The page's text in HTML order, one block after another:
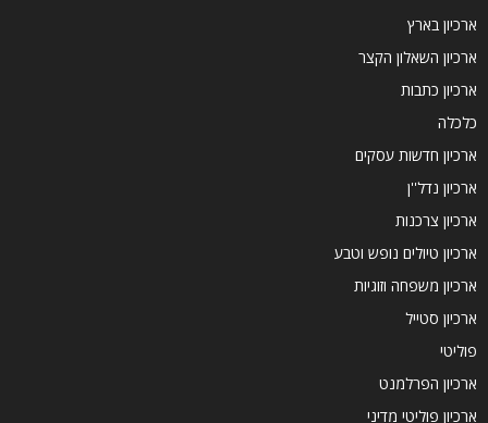
ארכיון בארץ
ארכיון השאלון הקצר
ארכיון כתבות
כלכלה
ארכיון חדשות עסקים
ארכיון נדל''ן
ארכיון צרכנות
ארכיון טיולים נופש וטבע
ארכיון משפחה וזוגיות
ארכיון סטייל
פוליטי
ארכיון הפרלמנט
ארכיון פוליטי מדיני